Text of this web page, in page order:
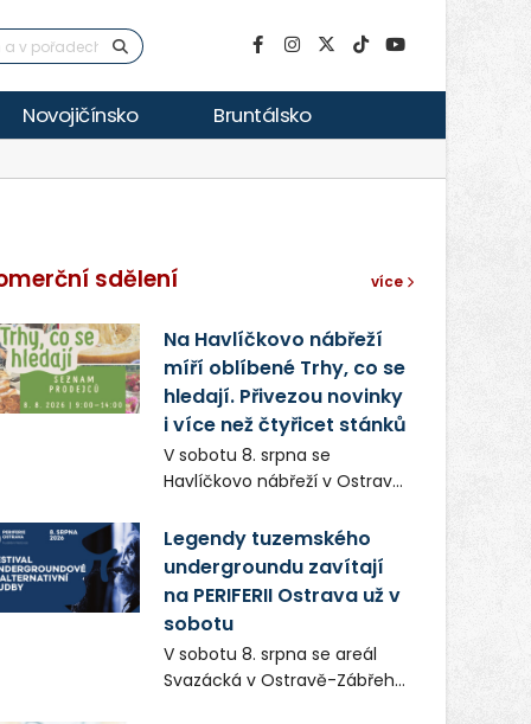
Novojičínsko Bruntálsko
sdělení více
Na Havlíčkovo nábřeží
míří oblíbené Trhy, co se
hledají. Přivezou novinky
i více než čtyřicet stánků
V sobotu 8. srpna se
Havlíčkovo nábřeží v Ostravě
vůní, chutí a poctivých
lokálních výrobků. Trhy, co se
hledají tentokrát nabídnou
více než čtyřicet pečlivě
vybraných stánků s kvalitní
gastronomií, farmářskými
produkty, designem i
Legendy tuzemského
undergroundu zavítají
na PERIFERII Ostrava už v
sobotu
V sobotu 8. srpna se areál
Svazácká v Ostravě-Zábřehu